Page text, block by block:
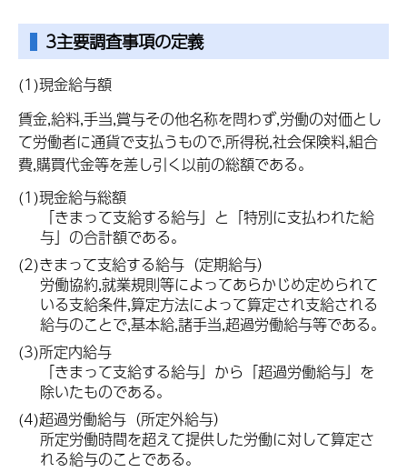
3主要調査事項の定義
(1)現金給与額
賃金,給料,手当,賞与その他名称を問わず,労働の対価とし
て労働者に通貨で支払うもので,所得税,社会保険料,組合
費,購買代金等を差し引く以前の総額である。
(1)現金給与総額
「きまって支給する給与」と「特別に支払われた給
与」の合計額である。
(2)きまって支給する給与（定期給与）
労働協約,就業規則等によってあらかじめ定められて
いる支給条件,算定方法によって算定され支給される
給与のことで,基本給,諸手当,超過労働給与等である。
(3)所定内給与
「きまって支給する給与」から「超過労働給与」を
除いたものである。
(4)超過労働給与（所定外給与）
所定労働時間を超えて提供した労働に対して算定さ
れる給与のことである。